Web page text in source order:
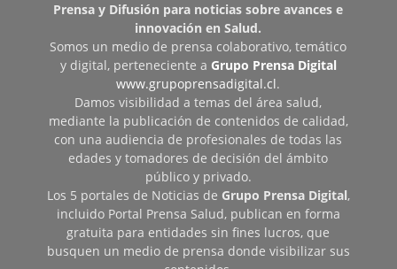
Prensa y Difusión para noticias sobre avances e
innovación en Salud.
Somos un medio de prensa colaborativo, temático
y digital, perteneciente a Grupo Prensa Digital
www.grupoprensadigital.cl.
Damos visibilidad a temas del área salud,
mediante la publicación de contenidos de calidad,
con una audiencia de profesionales de todas las
edades y tomadores de decisión del ámbito
público y privado.
Los 5 portales de Noticias de Grupo Prensa Digital,
incluido Portal Prensa Salud, publican en forma
gratuita para entidades sin fines lucros, que
busquen un medio de prensa donde visibilizar sus